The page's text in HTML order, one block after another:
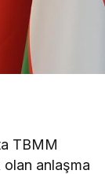
TBMM
olan anlaşma